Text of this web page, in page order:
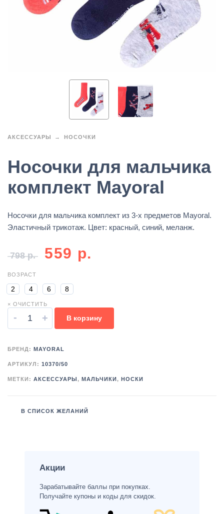
АКСЕССУАРЫ НОСОЧКИ
Носочки для мальчика
комплект Mayoral
Носочки для мальчика комплект из 3-х предметов Mayoral.
Эластичный трикотаж. Цвет: красный, синий, меланж.
798р. 559 р.
ВОЗРАСТ
2 4 6 8
× ОЧИСТИТЬ
- + В корзину
БРЕНД: MAYORAL
АРТИКУЛ: 10370/50
МЕТКИ: АКСЕССУАРЫ , МАЛЬЧИКИ , НОСКИ
В СПИСОК ЖЕЛАНИЙ
Акции
Зарабатывайте баллы при покупках.
Получайте купоны и коды для скидок.